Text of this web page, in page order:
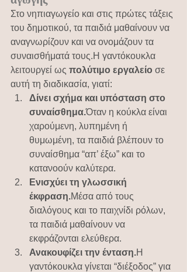
Στο νηπιαγωγείο και στις πρώτες τάξεις
του δημοτικού, τα παιδιά μαθαίνουν να
αναγνωρίζουν και να ονομάζουν τα
συναισθήματά τους.Η γαντόκουκλα
λειτουργεί ως πολύτιμο εργαλείο σε
αυτή τη διαδικασία, γιατί:
Δίνει σχήμα και υπόσταση στο
συναίσθημα.Όταν η κούκλα είναι
χαρούμενη, λυπημένη ή
θυμωμένη, τα παιδιά βλέπουν το
συναίσθημα “απ’ έξω” και το
κατανοούν καλύτερα.
Ενισχύει τη γλωσσική
έκφραση.Μέσα από τους
διαλόγους και το παιχνίδι ρόλων,
τα παιδιά μαθαίνουν να
εκφράζονται ελεύθερα.
Ανακουφίζει την ένταση.Η
γαντόκουκλα γίνεται “διέξοδος” για